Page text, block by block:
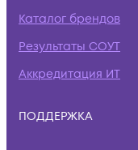
Каталог брендов
Результаты СОУТ
Аккредитация ИТ
ПОДДЕРЖКА